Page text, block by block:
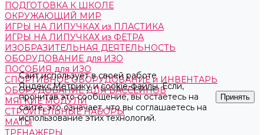
ПОДГОТОВКА К ШКОЛЕ
ОКРУЖАЮЩИЙ МИР
ИГРЫ НА ЛИПУЧКАХ из ПЛАСТИКА
ИГРЫ НА ЛИПУЧКАХ из ФЕТРА
ИЗОБРАЗИТЕЛЬНАЯ ДЕЯТЕЛЬНОСТЬ
ОБОРУДОВАНИЕ для ИЗО
ПОСОБИЯ для ИЗО
СПОРТИВНОЕ ОБОРУДОВАНИЕ и ИНВЕНТАРЬ
ОБОРУДОВАНИЕ ДЛЯ БАССЕЙНОВ
МЯГКИЕ МОДУЛИ
СТРОИТЕЛЬНЫЕ НАБОРЫ
МАТЫ
ТРЕНАЖЕРЫ
Сайт использует в своей работе
Яндекс.Метрикуиcookie-файлы. Если,
прочитав это сообщение, вы остаетесь на
сайте, это означает, что вы соглашаетесь на
использование этих технологий.
Принять